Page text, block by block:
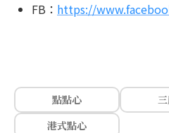
FB： https://
點點心
港式點心